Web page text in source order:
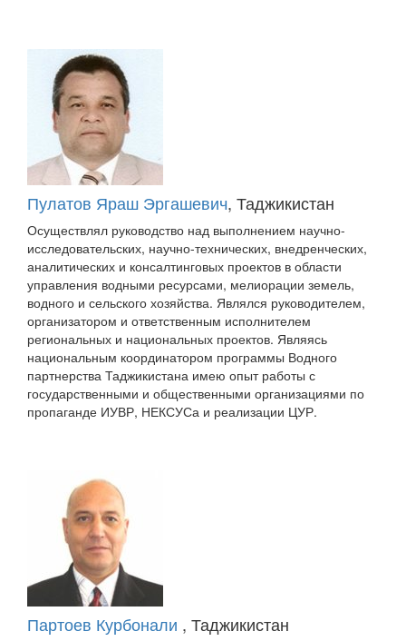
Пулатов Яраш Эргашевич, Таджикистан
Осуществлял руководство над выполнением научно-
исследовательских, научно-технических, внедренческих,
аналитических и консалтинговых проектов в области
управления водными ресурсами, мелиорации земель,
водного и сельского хозяйства. Являлся руководителем,
организатором и ответственным исполнителем
региональных и национальных проектов. Являясь
национальным координатором программы Водного
партнерства Таджикистана имею опыт работы с
государственными и общественными организациями по
пропаганде ИУВР, НЕКСУСа и реализации ЦУР.
Партоев Курбонали , Таджикистан